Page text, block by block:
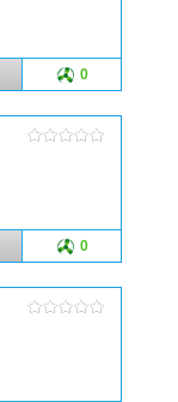
0
0